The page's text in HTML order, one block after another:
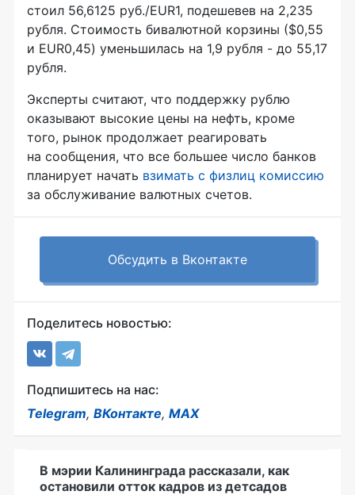
стоил 56,6125 руб./EUR1, подешевев на 2,235
рубля. Стоимость бивалютной корзины ($0,55
и EUR0,45) уменьшилась на 1,9 рубля - до 55,17
рубля.
Эксперты считают, что поддержку рублю
оказывают высокие цены на нефть, кроме
того, рынок продолжает реагировать
на сообщения, что все большее число банков
планирует начать взимать с физлиц комиссию
за обслуживание валютных счетов.
Обсудить в Вконтакте
Поделитесь новостью:
Подпишитесь на нас:
Telegram, ВКонтакте, MAX
В мэрии Калининграда рассказали, как
остановили отток кадров из детсадов